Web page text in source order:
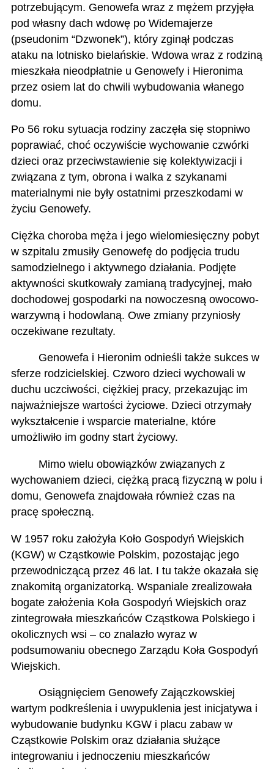
potrzebującym. Genowefa wraz z mężem przyjęła
pod własny dach wdowę po Widemajerze
(pseudonim “Dzwonek”), który zginął podczas
ataku na lotnisko bielańskie. Wdowa wraz z rodziną
mieszkała nieodpłatnie u Genowefy i Hieronima
przez osiem lat do chwili wybudowania włanego
domu.
Po 56 roku sytuacja rodziny zaczęła się stopniwo
poprawiać, choć oczywiście wychowanie czwórki
dzieci oraz przeciwstawienie się kolektywizacji i
związana z tym, obrona i walka z szykanami
materialnymi nie były ostatnimi przeszkodami w
życiu Genowefy.
Ciężka choroba męża i jego wielomiesięczny pobyt
w szpitalu zmusiły Genowefę do podjęcia trudu
samodzielnego i aktywnego działania. Podjęte
aktywności skutkowały zamianą tradycyjnej, mało
dochodowej gospodarki na nowoczesną owocowo-
warzywną i hodowlaną. Owe zmiany przyniosły
oczekiwane rezultaty.
Genowefa i Hieronim odnieśli także sukces w
sferze rodzicielskiej. Czworo dzieci wychowali w
duchu uczciwości, ciężkiej pracy, przekazując im
najważniejsze wartości życiowe. Dzieci otrzymały
wykształcenie i wsparcie materialne, które
umożliwiło im godny start życiowy.
Mimo wielu obowiązków związanych z
wychowaniem dzieci, ciężką pracą fizyczną w polu i
domu, Genowefa znajdowała również czas na
pracę społeczną.
W 1957 roku założyła Koło Gospodyń Wiejskich
(KGW) w Cząstkowie Polskim, pozostając jego
przewodniczącą przez 46 lat. I tu także okazała się
znakomitą organizatorką. Wspaniale zrealizowała
bogate założenia Koła Gospodyń Wiejskich oraz
zintegrowała mieszkańców Cząstkowa Polskiego i
okolicznych wsi – co znalazło wyraz w
podsumowaniu obecnego Zarządu Koła Gospodyń
Wiejskich.
Osiągnięciem Genowefy Zajączkowskiej
wartym podkreślenia i uwypuklenia jest inicjatywa i
wybudowanie budynku KGW i placu zabaw w
Cząstkowie Polskim oraz działania służące
integrowaniu i jednoczeniu mieszkańców